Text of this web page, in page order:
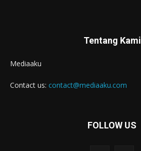
Tentang Kami
Mediaaku
Contact us: contact@mediaaku.com
FOLLOW US